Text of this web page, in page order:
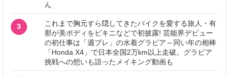
ん
3
これまで胸元すら隠してきたバイクを愛する旅人・有
那が美ボディをビキニなどで初披露! 芸能界デビュー
の初仕事は「週プレ」の水着グラビア～同い年の相棒
「Honda X4」で日本全国2万km以上走破。グラビア
挑戦への想いも語ったメイキング動画も